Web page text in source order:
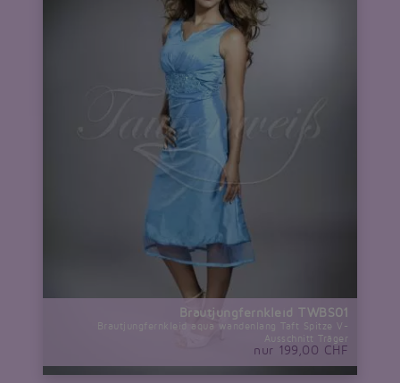
Brautjungfernkleid TWBS01
Brautjungfernkleid aqua wandenlang Taft Spitze V-
Ausschnitt Träger
nur 199,00 CHF